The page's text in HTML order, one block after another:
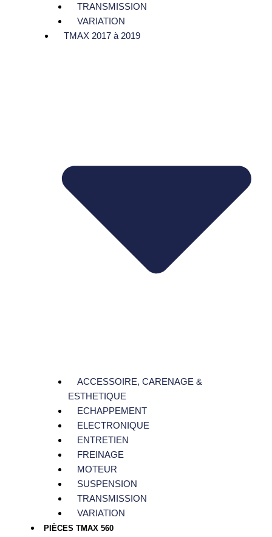
TRANSMISSION
VARIATION
TMAX 2017 à 2019
ACCESSOIRE, CARENAGE &
ESTHETIQUE
ECHAPPEMENT
ELECTRONIQUE
ENTRETIEN
FREINAGE
MOTEUR
SUSPENSION
TRANSMISSION
VARIATION
PIÈCES TMAX 560